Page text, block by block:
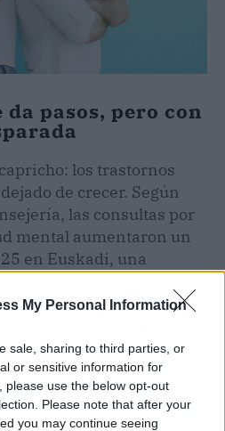
My Personal Information
sale, sharing to third parties, or
or sensitive information for
please use the below opt-out
Please note that after your
you may continue seeing
da pasos, pero con
los trastornos
de crecer. Según
las consultas por
mental aumentaron un
en Euskadi, una
y ahora los equipos
específicas, pero la
dejaba con demoras de
para una primera